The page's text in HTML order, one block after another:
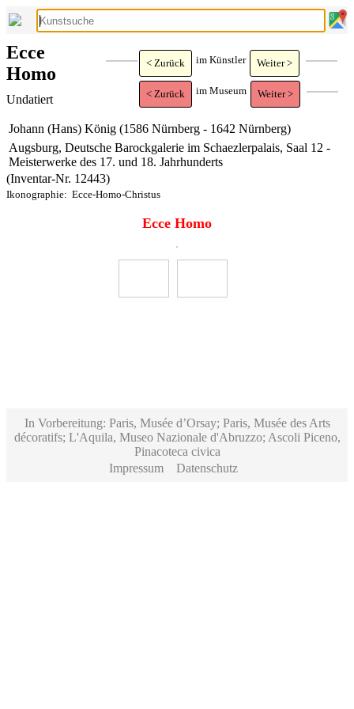
< Zurück im Künstler Weiter >
< Zurück im Museum Weiter >
Ecce
Homo
Undatiert
Johann (Hans) König (1586 Nürnberg - 1642 Nürnberg)
Augsburg, Deutsche Barockgalerie im Schaezlerpalais, Saal 12 -
Meisterwerke des 17. und 18. Jahrhunderts
(Inventar-Nr. 12443)
Ikonographie: Ecce-Homo-Christus
Ecce Homo
In Vorbereitung: Paris, Musée d’Orsay; Paris, Musée des Arts
décoratifs; L'Aquila, Museo Nazionale d'Abruzzo; Ascoli Piceno,
Pinacoteca civica
Impressum
Datenschutz